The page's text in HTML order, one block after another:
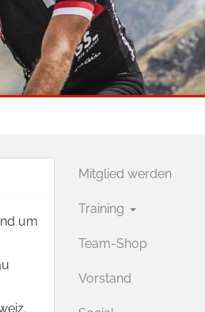
um
Mitglied werden
Training
Team-Shop
Vorstand